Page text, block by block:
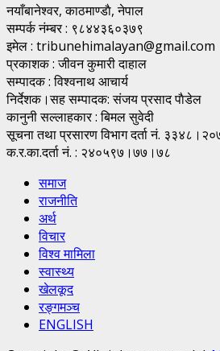
नयाँबानेश्वर, काठमाण्डाै, नेपाल
सम्पर्क नंम्बर : ९८४४३६०३७९
इमेल : tribunehimalayan@gmail.com
प्रकाशक : जीवन कुमारी दाहाल
सम्पादक : विश्वनाथ आचार्य
निर्देशक।सह सम्पादक: संजय प्रसाद पाैडेल
कानुनी सल्लाहकार : बिमल सुवेदी
सूचना तथा प्रसारण विभाग दर्ता नं.
क.र.का.दर्ता नं. : २४०५९७।७७।७८
समाज
राजनीति
अर्थ
विचार
विश्व मामिला
स्वास्थ्य
खेलकूद
रङ्गमञ्च
ENGLISH